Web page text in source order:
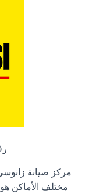
مركز صيانة
مختلف الأماكن هو